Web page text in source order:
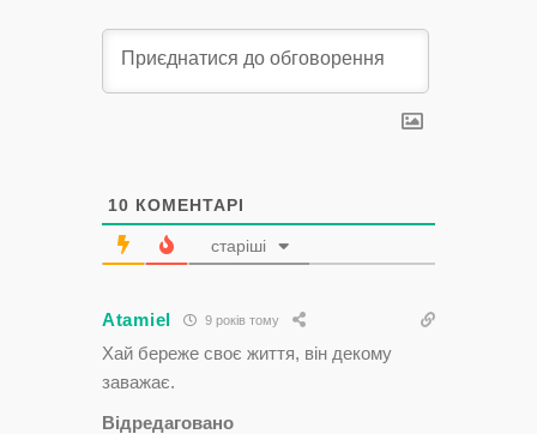
10 КОМЕНТАРІ
старіші
Atamiel 9 років тому
Хай береже своє життя, він декому
заважає.
Відредаговано